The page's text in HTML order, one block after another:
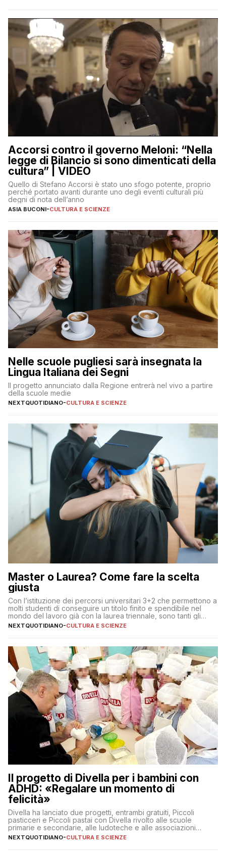
Accorsi contro il governo Meloni: “Nella
legge di Bilancio si sono dimenticati della
cultura” | VIDEO
Quello di Stefano Accorsi è stato uno sfogo potente, proprio
perché portato avanti durante uno degli eventi culturali più
degni di nota dell’anno
ASIA BUCONI-CULTURA E SCIENZE
Nelle scuole pugliesi sarà insegnata la
Lingua Italiana dei Segni
Il progetto annunciato dalla Regione entrerà nel vivo a partire
della scuole medie
NEXTQUOTIDIANO-CULTURA E SCIENZE
Master o Laurea? Come fare la scelta
giusta
Con l’istituzione dei percorsi universitari 3+2 che permettono a
molti studenti di conseguire un titolo finito e spendibile nel
mondo del lavoro già con la laurea triennale, sono tanti gli
interrogativi che si pongono gli studenti una volta raggiunto
l’obiettivo di primo livello
NEXTQUOTIDIANO-CULTURA E SCIENZE
Il progetto di Divella per i bambini con
ADHD: «Regalare un momento di
felicità»
Divella ha lanciato due progetti, entrambi gratuiti, Piccoli
pasticceri e Piccoli pastai con Divella rivolto alle scuole
primarie e secondarie, alle ludoteche e alle associazioni
pugliesi che si occupano di bambini con ADHD
NEXTQUOTIDIANO-CULTURA E SCIENZE